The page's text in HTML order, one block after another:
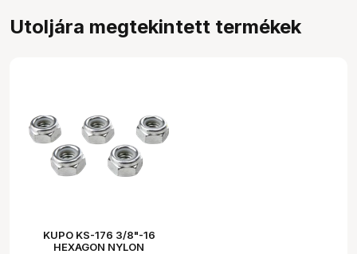
Utoljára megtekintett termékek
KUPO KS-176 3/8"-16
HEXAGON NYLON